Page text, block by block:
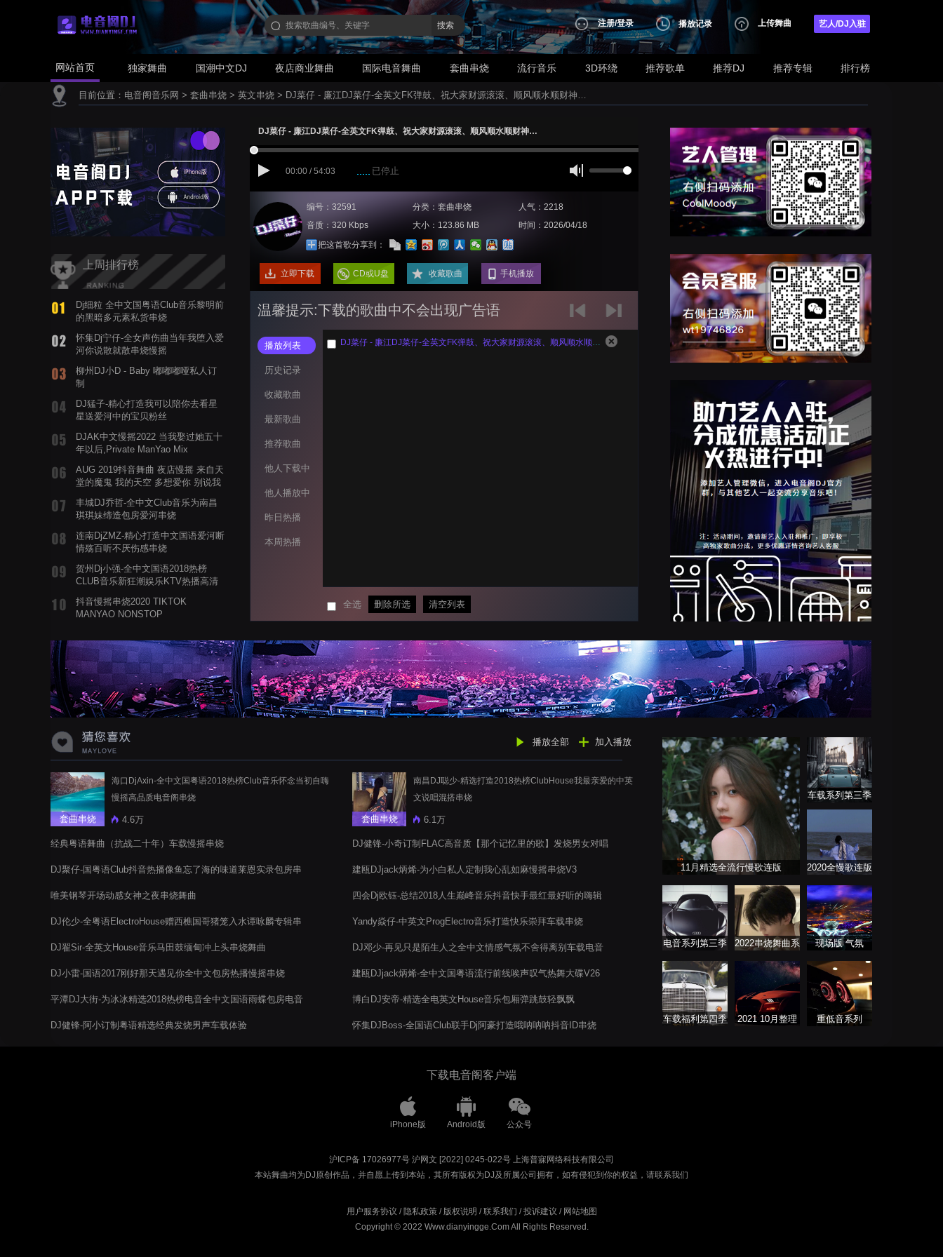
搜索 注册/登录 播放记录 上传舞曲 艺人/DJ入驻
网站首页 独家舞曲 国潮中文DJ 夜店商业舞曲 国际电音舞曲 套曲串烧 流行音乐 3D环绕 推荐歌单 推荐DJ 推荐专辑 排行榜
目前位置： 电音阁音乐网 > 套曲串烧 > 英文串烧 > DJ菜仔 - 廉江DJ菜仔-全英文FK弹鼓、祝大家财源滚滚、顺风顺水顺财神…
上周排行榜
Dj细粒 全中文国粤语Club音乐黎明前
的黑暗多元素私货串烧
怀集Dj宁仔-全女声伤曲当年我堕入爱
河你说散就散串烧慢摇
柳州DJ小D - Baby 嘟嘟嘟哑私人订
制
DJ猛子-精心打造我可以陪你去看星
星送爱河中的宝贝粉丝
DJAK中文慢摇2022 当我娶过她五十
年以后,Private ManYao Mix
AUG 2019抖音舞曲 夜店慢摇 来自天
堂的魔鬼 我的天空 多想爱你 别说我
丰城DJ乔哲-全中文Club音乐为南昌
琪琪妹缔造包房爱河串烧
连南DjZMZ-精心打造中文国语爱河断
情殇百听不厌伤感串烧
贺州Dj小强-全中文国语2018热榜
CLUB音乐新狂潮娱乐KTV热播高清
抖音慢摇串烧2020 TIKTOK
MANYAO NONSTOP
蝉爸爸妈妈爱存在夏天的风是想你的
声音啊
DJ菜仔 - 廉江DJ菜仔-全英文FK弹鼓、祝大家财源滚滚、顺风顺水顺财神…
00:00 / 54:03 已停止
编号：32591 分类：套曲串烧
人气：2218
音质：320 Kbps
大小：123.86 MB
时间：2026/04/18
把这首歌分享到：
立即下载 CD或U盘 收藏歌曲 手机播放
温馨提示:下载的歌曲中不会出现广告语
播放列表
历史记录
收藏歌曲
最新歌曲
推荐歌曲
他人下载中
他人播放中
昨日热播
本周热播
DJ菜仔 - 廉江DJ菜仔-全英文FK弹鼓、祝大家财源滚滚、顺风顺水顺财神…
全选 删除所选 清空列表
播放全部 加入播放
套曲串烧
海口DjAxin-全中文国粤语2018热榜Club音乐怀念当初自嗨
慢摇高品质电音阁串烧
4.6万
经典粤语舞曲（抗战二十年）车载慢摇串烧
DJ聚仔-国粤语Club抖音热播像鱼忘了海的味道莱恩实录包房串
唯美钢琴开场动感女神之夜串烧舞曲
DJ伦少-全粤语ElectroHouse赠西樵国哥猪笼入水谭咏麟专辑串
DJ翟Sir-全英文House音乐马田鼓缅甸冲上头串烧舞曲
DJ小雷-国语2017刚好那天遇见你全中文包房热播慢摇串烧
平潭DJ大街-为冰冰精选2018热榜电音全中文国语雨蝶包房电音
DJ健锋-阿小订制粤语精选经典发烧男声车载体验
套曲串烧
南昌DJ聪少-精选打造2018热榜ClubHouse我最亲爱的中英
文说唱混搭串烧
6.1万
DJ健锋-小奇订制FLAC高音质【那个记忆里的歌】发烧男女对唱
建瓯DJjack炳烯-为小白私人定制我心乱如麻慢摇串烧V3
四会Dj欧钰-总结2018人生巅峰音乐抖音快手最红最好听的嗨辑
Yandy焱仔-中英文ProgElectro音乐打造快乐崇拜车载串烧
DJ邓少-再见只是陌生人之全中文情感气氛不舍得离别车载电音
建瓯DJjack炳烯-全中文国粤语流行前线唉声叹气热舞大碟V26
博白DJ安帝-精选全电英文House音乐包厢弹跳鼓轻飘飘
怀集DJBoss-全国语Club联手Dj阿豪打造哦呐呐呐抖音ID串烧
11月精选全流行慢歌连版
车载系列第三季
2020全慢歌连版
电音系列第三季
2022串烧舞曲系
现场版 气氛
车载福利第四季
2021 10月整理
重低音系列
下载电音阁客户端
iPhone版 Android版 公众号
沪ICP备 17026977号 沪网文 [2022] 0245-022号 上海普寐网络科技有限公司
本站舞曲均为DJ原创作品，并自愿上传到本站，其所有版权为DJ及所属公司拥有，如有侵犯到你的权益，请联系我们
用户服务协议 / 隐私政策/ 版权说明 /联系我们 /投诉建议 / 网站地图
Copyright © 2022 Www.dianyingge.Com All Rights Reserved.